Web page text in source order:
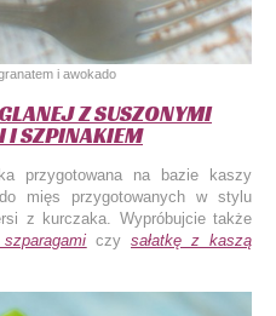
i awokado
Z SUSZONYMI
SZPINAKIEM
przygotowana na bazie kaszy
mięs przygotowanych w stylu
z kurczaka. Wypróbujcie także
czysałatkę z kaszą